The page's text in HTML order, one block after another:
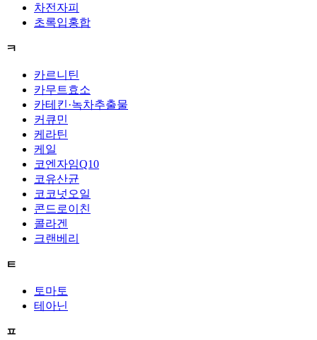
차전자피
초록입홍합
ㅋ
카르니틴
카무트효소
카테킨·녹차추출물
커큐민
케라틴
케일
코엔자임Q10
코유산균
코코넛오일
콘드로이친
콜라겐
크랜베리
ㅌ
토마토
테아닌
ㅍ